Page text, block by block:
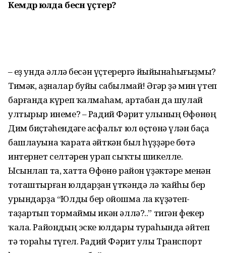
Кемдәр юлда бесән үҫтерә?
– Һеҙ унда әллә бесән үҫтерергә йыйынаһығыҙмы?
Тимәк, аҙналар буйы сабылмай! Әгәр ҙә мин үтеп
барғанда күреп ҡалмаһам, артабан да шулай
ултырыр инеме? – Радий Фәрит улының Өфөнөң
Дим биҫтәһендәге асфальт юл өҫтөнә үлән баҫа
башлауына ҡарата әйткән был һүҙҙәре бөтә
интернет селтәрен урап сыҡты шикелле.
Ысынлап та, хатта Өфөнө район үҙәктәре менән
тоташтырған юлдарҙан үткәндә лә ҡайһы бер
урындарҙа “Юлды бер ойошма ла күҙәтеп-
таҙартып тормаймы икән әллә?..” тигән фекер
ҡала. Ра­йондың эске юлдары тураһында әйтеп
тә тораһы түгел. Радий Фәрит улы Транспорт